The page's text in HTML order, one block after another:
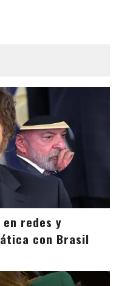
redes y
con Brasil